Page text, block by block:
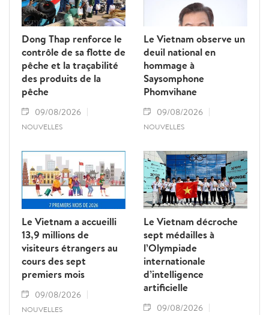
Dong Thap renforce le
contrôle de sa flotte de
pêche et la traçabilité
des produits de la
pêche
09/08/2026
NOUVELLES
Le Vietnam observe un
deuil national en
hommage à
Saysomphone
Phomvihane
09/08/2026
NOUVELLES
Le Vietnam a accueilli
13,9 millions de
visiteurs étrangers au
cours des sept
premiers mois
09/08/2026
NOUVELLES
Le Vietnam décroche
sept médailles à
l’Olympiade
internationale
d’intelligence
artificielle
09/08/2026